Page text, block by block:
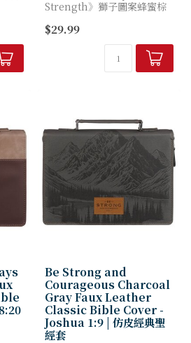
。
Strength》獅子圖案蜂蜜棕
命中那位每日倚靠神力量之人
深邃蜂蜜棕色封面左側飾有...
$29.99
Be Strong and
Courageous Charcoal
Gray Faux Leather
Classic Bible Cover -
Joshua 1:9 | 仿皮經典聖
經套